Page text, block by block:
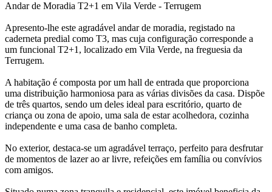
Andar de Moradia T2+1 em Vila Verde - Terrugem
Apresento-lhe este agradável andar de moradia, registado na
caderneta predial como T3, mas cuja configuração corresponde a
um funcional T2+1, localizado em Vila Verde, na freguesia da
Terrugem.
A habitação é composta por um hall de entrada que proporciona
uma distribuição harmoniosa para as várias divisões da casa. Dispõe
de três quartos, sendo um deles ideal para escritório, quarto de
criança ou zona de apoio, uma sala de estar acolhedora, cozinha
independente e uma casa de banho completa.
No exterior, destaca-se um agradável terraço, perfeito para desfrutar
de momentos de lazer ao ar livre, refeições em família ou convívios
com amigos.